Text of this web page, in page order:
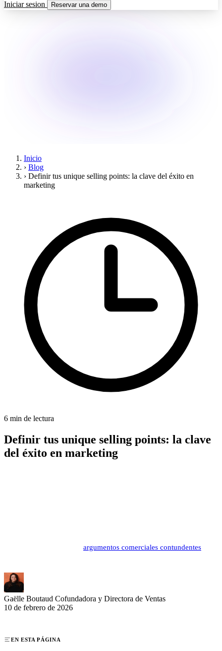
Iniciar sesion
Reservar una demo
Inicio
› Blog
› Definir tus unique selling points: la clave del éxito en
marketing
6 min de lectura
Definir tus unique selling points: la clave
del éxito en marketing
argumentos comerciales contundentes
Gaëlle Boutaud Cofundadora y Directora de Ventas
10 de febrero de 2026
EN ESTA PÁGINA